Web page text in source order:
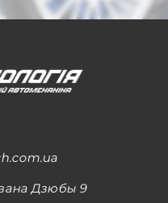
Дзюбы 9